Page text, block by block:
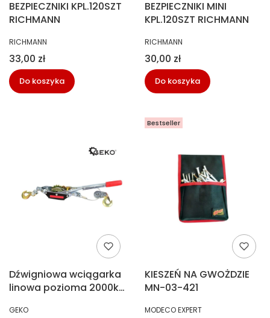
BEZPIECZNIKI KPL.120SZT
RICHMANN
PRODUCENT
RICHMANN
Cena
33,00 zł
Do koszyka
BEZPIECZNIKI MINI
KPL.120SZT RICHMANN
PRODUCENT
RICHMANN
Cena
30,00 zł
Do koszyka
Dźwigniowa wciągarka
linowa pozioma 2000kg
PRODUCENT
GEKO
Bestseller
KIESZEŃ NA GWOŻDZIE
MN-03-421
PRODUCENT
MODECO EXPERT